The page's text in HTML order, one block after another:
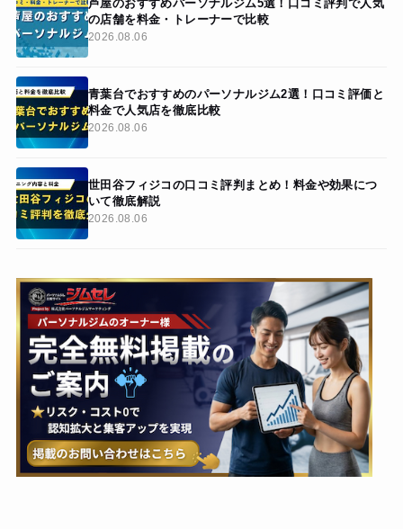
芦屋のおすすめパーソナルジム5選！口コミ評判で人気
の店舗を料金・トレーナーで比較
2026.08.06
青葉台でおすすめのパーソナルジム2選！口コミ評価と
料金で人気店を徹底比較
2026.08.06
世田谷フィジコの口コミ評判まとめ！料金や効果につ
いて徹底解説
2026.08.06